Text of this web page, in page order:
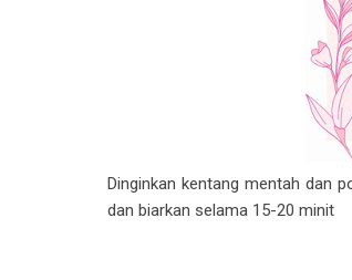
Dinginkan kentang mentah dan
dan biarkan selama 15-20 minit